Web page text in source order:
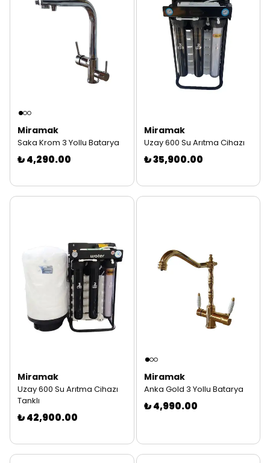
Miramak
Saka Krom 3 Yollu Batarya
₺ 4,290.00
Miramak
Uzay 600 Su Arıtma Cihazı
₺ 35,900.00
Miramak
Uzay 600 Su Arıtma Cihazı
Tanklı
₺ 42,900.00
Miramak
Anka Gold 3 Yollu Batarya
₺ 4,990.00